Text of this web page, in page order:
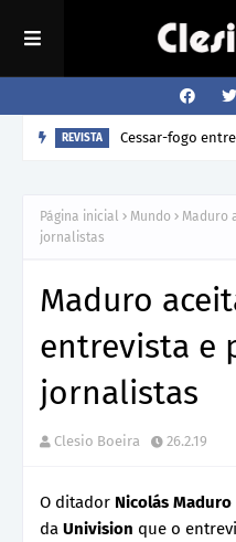
REVISTA Cessar-fogo
Página inicial Mundo
Maduro
jornalistas
Maduro
entrevista e
jornalistas
Clesio Boeira 26.2.19
O ditador Nicolás Maduro
da Univision que o